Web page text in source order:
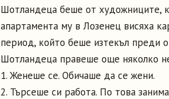
Шотландеца беше от художниците,
апартамента му в Лозенец висяха
период, който беше изтекъл преди
Шотландеца правеше още няколко
1. Женеше се. Обичаше да се жени.
2. Търсеше си работа. По това